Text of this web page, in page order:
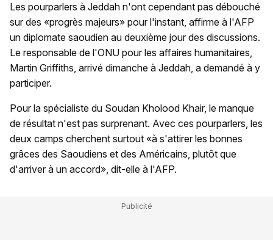
Les pourparlers à Jeddah n'ont cependant pas débouché
sur des «progrès majeurs» pour l'instant, affirme à l'AFP
un diplomate saoudien au deuxième jour des discussions.
Le responsable de l'ONU pour les affaires humanitaires,
Martin Griffiths, arrivé dimanche à Jeddah, a demandé à y
participer.
Pour la spécialiste du Soudan Kholood Khair, le manque
de résultat n'est pas surprenant. Avec ces pourparlers, les
deux camps cherchent surtout «à s'attirer les bonnes
grâces des Saoudiens et des Américains, plutôt que
d'arriver à un accord», dit-elle à l'AFP.